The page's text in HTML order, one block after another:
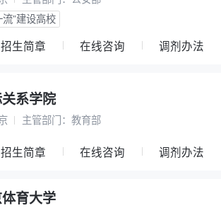
流”建设高校
招生简章 在线咨询 调剂办法
系学院
主管部门： 教育部
招生简章 在线咨询 调剂办法
育大学